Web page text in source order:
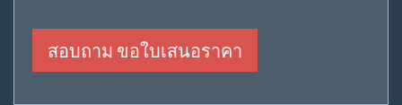
สอบถาม ขอใบเสนอราคา